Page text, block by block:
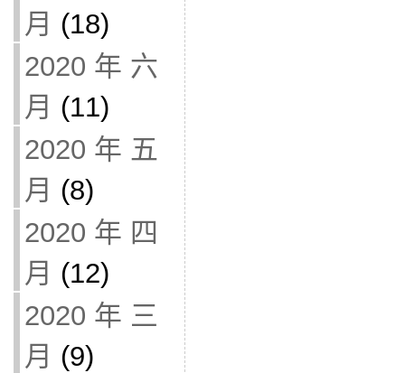
月 (18)
2020 年 六
月 (11)
2020 年 五
月 (8)
2020 年 四
月 (12)
2020 年 三
月 (9)